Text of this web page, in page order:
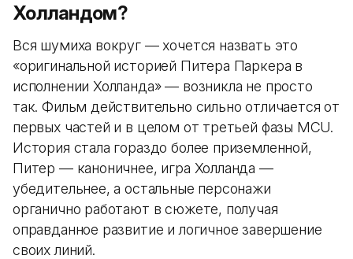
Холландом?
Вся шумиха вокруг — хочется назвать это
«оригинальной историей Питера Паркера в
исполнении Холланда» — возникла не просто
так. Фильм действительно сильно отличается от
первых частей и в целом от третьей фазы MCU.
История стала гораздо более приземленной,
Питер — каноничнее, игра Холланда —
убедительнее, а остальные персонажи
органично работают в сюжете, получая
оправданное развитие и логичное завершение
своих линий.